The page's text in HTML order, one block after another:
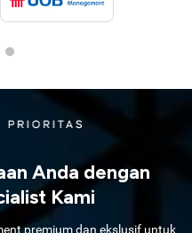
Anda dengan
Kami
premium dan ekslusif untuk